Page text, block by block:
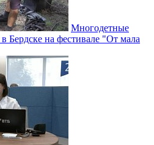
Многодетные
Бердске на фестивале "От мала